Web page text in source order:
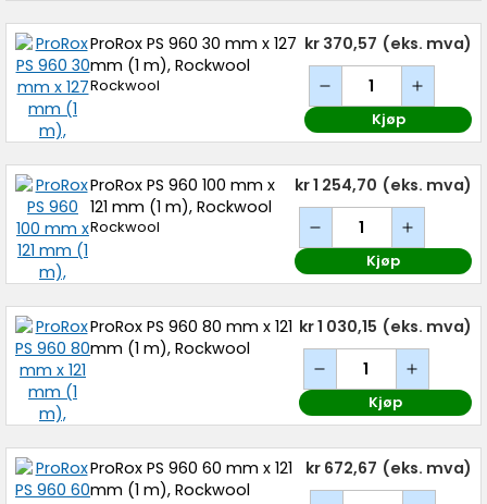
ProRox PS 960 30 mm x 127
mm (1 m), Rockwool
Rockwool
kr 370,57 (eks. mva)
Kjøp
ProRox PS 960 100 mm x
121 mm (1 m), Rockwool
Rockwool
kr 1 254,70 (eks. mva)
Kjøp
ProRox PS 960 80 mm x 121
mm (1 m), Rockwool
kr 1 030,15 (eks. mva)
Kjøp
ProRox PS 960 60 mm x 121
mm (1 m), Rockwool
kr 672,67 (eks. mva)